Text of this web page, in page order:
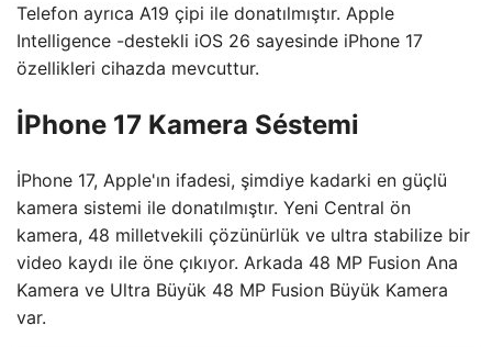
Telefon ayrıca A19 çipi ile donatılmıştır. Apple
Intelligence -destekli iOS 26 sayesinde iPhone 17
özellikleri cihazda mevcuttur.
İPhone 17 Kamera Séstemi
İPhone 17, Apple'ın ifadesi, şimdiye kadarki en güçlü
kamera sistemi ile donatılmıştır. Yeni Central ön
kamera, 48 milletvekili çözünürlük ve ultra stabilize bir
video kaydı ile öne çıkıyor. Arkada 48 MP Fusion Ana
Kamera ve Ultra Büyük 48 MP Fusion Büyük Kamera
var.